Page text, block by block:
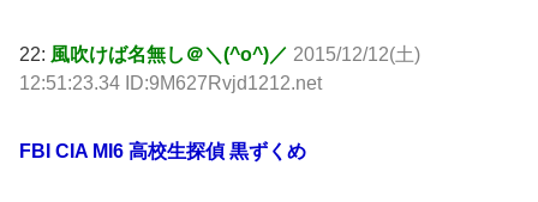
22: 風吹けば名無し＠＼(^o^)／ 2015/12/12(土)
12:51:23.34 ID:9M627Rvjd1212.net
FBI CIA MI6 高校生探偵 黒ずくめ